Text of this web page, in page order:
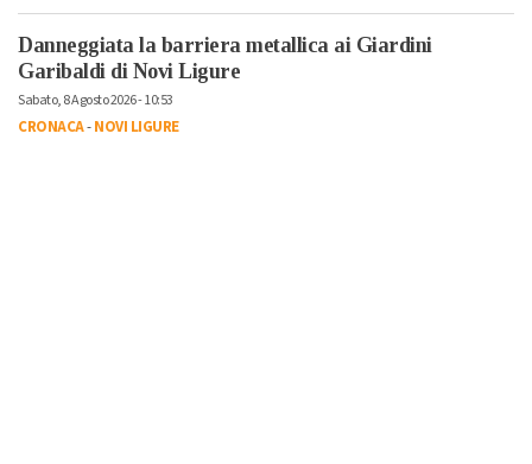
Danneggiata la barriera metallica ai Giardini
Garibaldi di Novi Ligure
Sabato, 8 Agosto 2026 - 10:53
CRONACA-NOVI LIGURE